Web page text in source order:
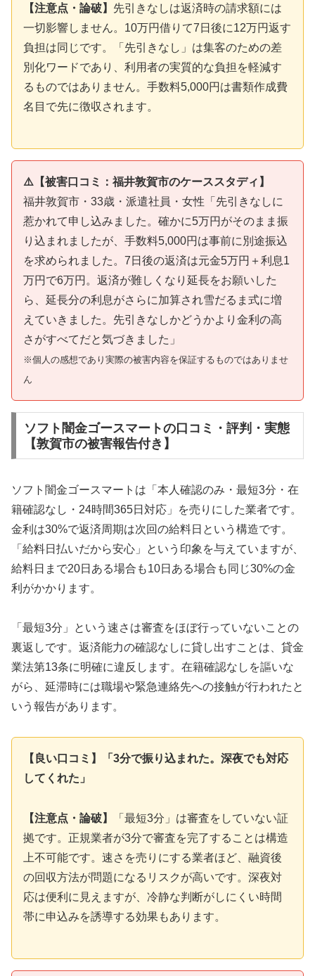
【注意点・論破】 先引きなしは返済時の請求額には
一切影響しません。10万円借りて7日後に12万円返す
負担は同じです。「先引きなし」は集客のための差
別化ワードであり、利用者の実質的な負担を軽減す
るものではありません。手数料5,000円は書類作成費
名目で先に徴収されます。
⚠️【被害口コミ：福井敦賀市のケーススタディ】
福井敦賀市・33歳・派遣社員・女性「先引きなしに
惹かれて申し込みました。確かに5万円がそのまま振
り込まれましたが、手数料5,000円は事前に別途振込
を求められました。7日後の返済は元金5万円＋利息1
万円で6万円。返済が難しくなり延長をお願いした
ら、延長分の利息がさらに加算され雪だるま式に増
えていきました。先引きなしかどうかより金利の高
さがすべてだと気づきました」
※個人の感想であり実際の被害内容を保証するものではありませ
ん
ソフト闇金ゴースマートの口コミ・評判・実態
【敦賀市の被害報告付き】
ソフト闇金ゴースマートは「本人確認のみ・最短3分・在
籍確認なし・24時間365日対応」を売りにした業者です。
金利は30%で返済周期は次回の給料日という構造です。
「給料日払いだから安心」という印象を与えていますが、
給料日まで20日ある場合も10日ある場合も同じ30%の金
利がかかります。
「最短3分」という速さは審査をほぼ行っていないことの
裏返しです。返済能力の確認なしに貸し出すことは、貸金
業法第13条に明確に違反します。在籍確認なしを謳いな
がら、延滞時には職場や緊急連絡先への接触が行われたと
いう報告があります。
【良い口コミ】「3分で振り込まれた。深夜でも対応
してくれた」
【注意点・論破】
「最短3分」は審査をしていない証
拠です。正規業者が3分で審査を完了することは構造
上不可能です。速さを売りにする業者ほど、融資後
の回収方法が問題になるリスクが高いです。深夜対
応は便利に見えますが、冷静な判断がしにくい時間
帯に申込みを誘導する効果もあります。